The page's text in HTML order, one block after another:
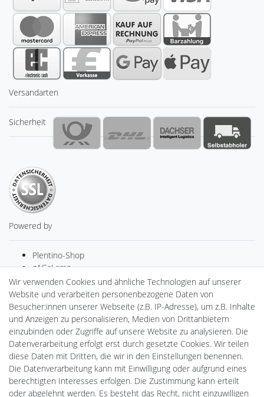
Versandarten
Sicherheit
Powered by
Plentino-Shop
gAGaLamp
Drohnenstore24
MeinUSB
Batteriespeicher
PlentiSolar
Gebrauchtlicht
Ledkauf
DEYESOLAR
Lightech Connect
CardanLight Europe
FORTIMO LEDs
Wir verwenden Cookies und ähnliche Technologien auf unserer
Website und verarbeiten personenbezogene Daten von
Besucher:innen unserer Webseite (z.B. IP-Adresse), um z.B. Inhalte
und Anzeigen zu personalisieren, Medien von Drittanbietern
einzubinden oder Zugriffe auf unsere Website zu analysieren. Die
Datenverarbeitung erfolgt erst durch gesetzte Cookies. Wir teilen
diese Daten mit Dritten, die wir in den Einstellungen benennen.
Die Datenverarbeitung kann mit Einwilligung oder aufgrund eines
berechtigten Interesses erfolgen. Die Zustimmung kann erteilt
oder abgelehnt werden. Es besteht das Recht, nicht einzuwilligen